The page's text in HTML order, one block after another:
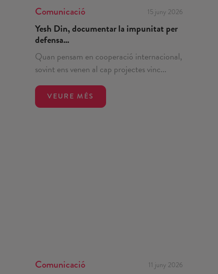
Comunicació 15 juny 2026
Yesh Din, documentar la impunitat per
defensa...
Quan pensam en cooperació internacional,
sovint ens venen al cap projectes vinc...
VEURE MÉS
Comunicació 11 juny 2026